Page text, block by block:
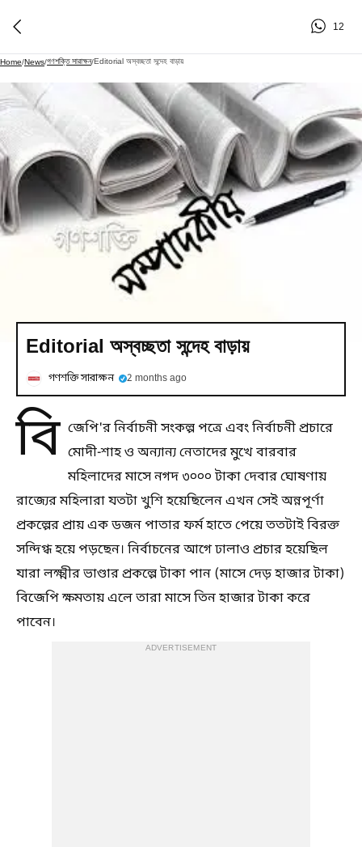
12
Home/News/গণশক্তি সারাক্ষন/Editorial অস্বচ্ছতা সন্দেহ বাড়ায়
Editorial অস্বচ্ছতা সন্দেহ বাড়ায়
গণশক্তি সারাক্ষন 2 months ago
বি জেপি'র নির্বাচনী সংকল্প পত্রে এবং নির্বাচনী প্রচারে
মোদী-শাহ ও অন্যান্য নেতাদের মুখে বারবার
মহিলাদের মাসে নগদ ৩০০০ টাকা দেবার ঘোষণায়
রাজ্যের মহিলারা যতটা খুশি হয়েছিলেন এখন সেই অন্নপূর্ণা
প্রকল্পের প্রায় এক ডজন পাতার ফর্ম হাতে পেয়ে ততটাই বিরক্ত
সন্দিগ্ধ হয়ে পড়ছেন। নির্বাচনের আগে ঢালাও প্রচার হয়েছিল
যারা লক্ষ্মীর ভাণ্ডার প্রকল্পে টাকা পান (মাসে দেড় হাজার টাকা)
বিজেপি ক্ষমতায় এলে তারা মাসে তিন হাজার টাকা করে
পাবেন।
ADVERTISEMENT